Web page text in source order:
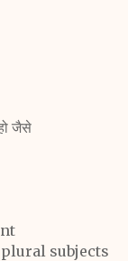
जैसे
plural subjects